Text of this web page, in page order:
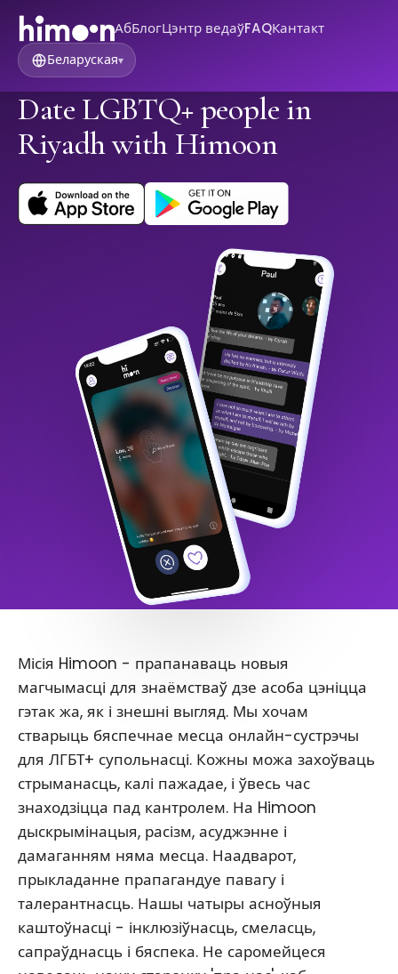
АбБлогЦэнтр ведаўFAQКантакт
Беларуская▾
Date LGBTQ+ people in
Riyadh with Himoon
Місія Himoon - прапанаваць новыя
магчымасці для знаёмстваў дзе асоба цэніцца
гэтак жа, як і знешні выгляд. Мы хочам
стварыць бяспечнае месца онлайн-сустрэчы
для ЛГБТ+ супольнасці. Кожны можа захоўваць
стрыманасць, калі пажадае, і ўвесь час
знаходзіцца пад кантролем. На Himoon
дыскрымінацыя, расізм, асуджэнне і
дамаганням няма месца. Наадварот,
прыкладанне прапагандуе павагу і
талерантнасць. Нашы чатыры асноўныя
каштоўнасці - інклюзіўнасць, смеласць,
сапраўднасць і бяспека. Не саромейцеся